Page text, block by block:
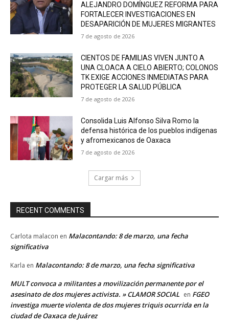
ALEJANDRO DOMÍNGUEZ REFORMA PARA
FORTALECER INVESTIGACIONES EN
DESAPARICIÓN DE MUJERES MIGRANTES
7 de agosto de 2026
CIENTOS DE FAMILIAS VIVEN JUNTO A
UNA CLOACA A CIELO ABIERTO; COLONOS
TK EXIGE ACCIONES INMEDIATAS PARA
PROTEGER LA SALUD PÚBLICA
7 de agosto de 2026
Consolida Luis Alfonso Silva Romo la
defensa histórica de los pueblos indígenas
y afromexicanos de Oaxaca
7 de agosto de 2026
Cargar más
RECENT COMMENTS
Carlota malacon en Malacontando: 8 de marzo, una fecha
significativa
Karla en Malacontando: 8 de marzo, una fecha significativa
MULT convoca a militantes a movilización permanente por el
asesinato de dos mujeres activista. » CLAMOR SOCIAL en FGEO
investiga muerte violenta de dos mujeres triquis ocurrida en la
ciudad de Oaxaca de Juárez